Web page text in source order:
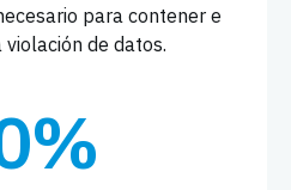
para contener e
de datos.